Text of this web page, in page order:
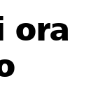
ora